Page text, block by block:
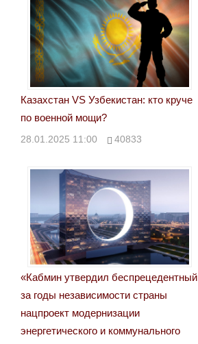
Казахстан VS Узбекистан: кто круче
по военной мощи?
28.01.2025 11:00 40833
«Кабмин утвердил беспрецедентный
за годы независимости страны
нацпроект модернизации
энергетического и коммунального